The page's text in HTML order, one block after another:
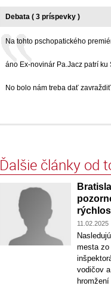
Debata ( 3 príspevky )
Na tohto pschopatického
áno Ex-novinár Pa.Jacz patrí ku
No bolo nám treba dať zavraždiť
Ďalšie články od
11.02.2025
mesta zo
vodičov